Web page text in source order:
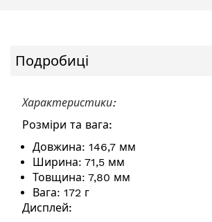
Подробиці
Характеристики:
Розміри та вага:
Довжина: 146,7 мм
Ширина: 71,5 мм
Товщина: 7,80 мм
Вага: 172 г
Дисплей: